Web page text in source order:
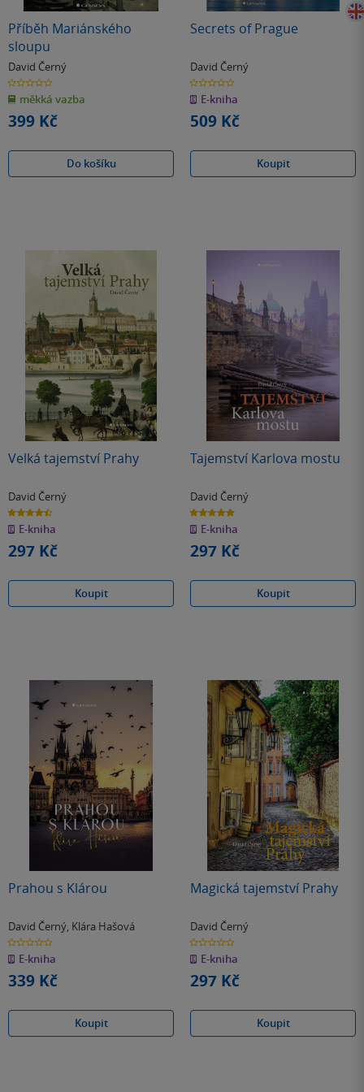
Příběh Mariánského
sloupu
David Černý
0.0
z
5
hvězdiček
měkká vazba
399 Kč
Do košíku
Secrets of Prague
David Černý
0.0
z
5
hvězdiček
E-kniha
509 Kč
Koupit
Velká tajemství Prahy
David Černý
4.5
z
5
hvězdiček
E-kniha
297 Kč
Koupit
Tajemství Karlova mostu
David Černý
5.0
z
5
hvězdiček
E-kniha
297 Kč
Koupit
Prahou s Klárou
David Černý, Klára Hašová
0.0
z
5
hvězdiček
E-kniha
339 Kč
Koupit
Magická tajemství Prahy
David Černý
0.0
z
5
hvězdiček
E-kniha
297 Kč
Koupit